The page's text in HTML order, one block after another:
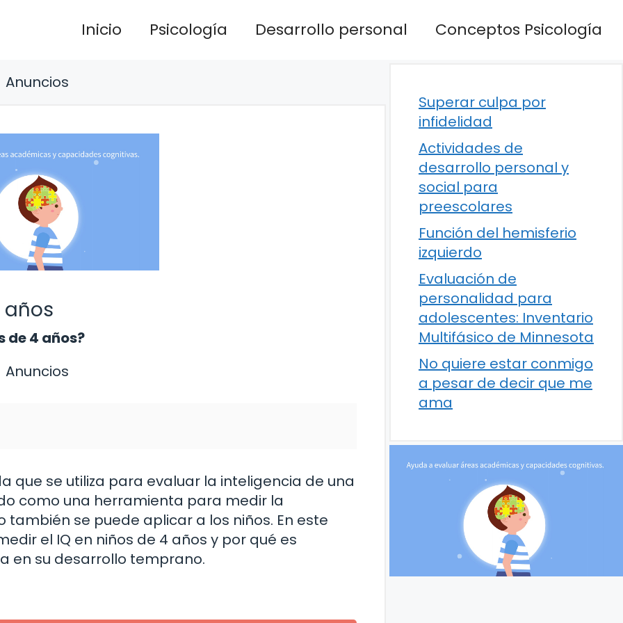
Inicio Psicología Desarrollo personal Conceptos Psicología
Anuncios
años
de 4 años?
Anuncios
que se utiliza para evaluar la inteligencia de una
como una herramienta para medir la
se puede aplicar a los niños. En este
el IQ en niños de 4 años y por qué es
en su desarrollo temprano.
Superar culpa por
infidelidad
Actividades de
desarrollo personal y
social para
preescolares
Función del hemisferio
izquierdo
Evaluación de
personalidad para
adolescentes: Inventario
Multifásico de Minnesota
No quiere estar conmigo
a pesar de decir que me
ama